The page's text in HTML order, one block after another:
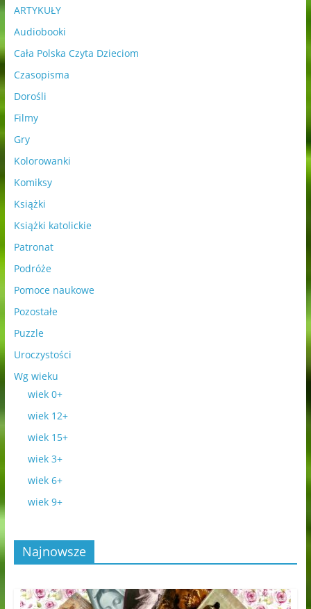
ARTYKUŁY
Audiobooki
Cała Polska Czyta Dzieciom
Czasopisma
Dorośli
Filmy
Gry
Kolorowanki
Komiksy
Książki
Książki katolickie
Patronat
Podróże
Pomoce naukowe
Pozostałe
Puzzle
Uroczystości
Wg wieku
wiek 0+
wiek 12+
wiek 15+
wiek 3+
wiek 6+
wiek 9+
Najnowsze